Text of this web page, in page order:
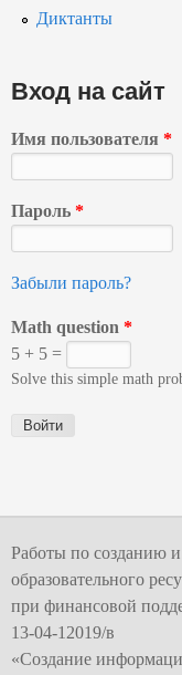
Диктанты
Вход на сайт
Имя пользователя *
Пароль *
Забыли пароль?
Math question *
5 + 5 =
Solve this simple math
Работы по созданию
образовательного
при финансовой
13-04-12019/в
«Создание